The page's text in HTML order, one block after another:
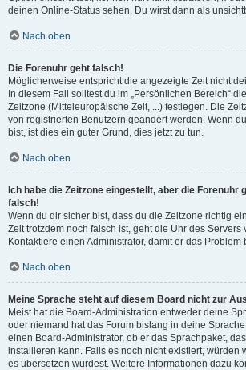
deinen Online-Status sehen. Du wirst dann als
Nach oben
Die Forenuhr geht falsch!
Möglicherweise entspricht die angezeigte Zeit nicht
In diesem Fall solltest du im „Persönlichen Bereich“
Zeitzone (Mitteleuropäische Zeit, ...) festlegen. Die
von registrierten Benutzern geändert werden. Wenn
bist, ist dies ein guter Grund, dies jetzt zu tun.
Nach oben
Ich habe die Zeitzone eingestellt, aber die Forenuhr
falsch!
Wenn du dir sicher bist, dass du die Zeitzone richtig
Zeit trotzdem noch falsch ist, geht die Uhr des Servers
Kontaktiere einen Administrator, damit er das Problem
Nach oben
Meine Sprache steht auf diesem Board nicht zur
Meist hat die Board-Administration entweder deine
oder niemand hat das Forum bislang in deine
einen Board-Administrator, ob er das Sprachpaket,
installieren kann. Falls es noch nicht existiert, würden
es übersetzen würdest. Weitere Informationen dazu